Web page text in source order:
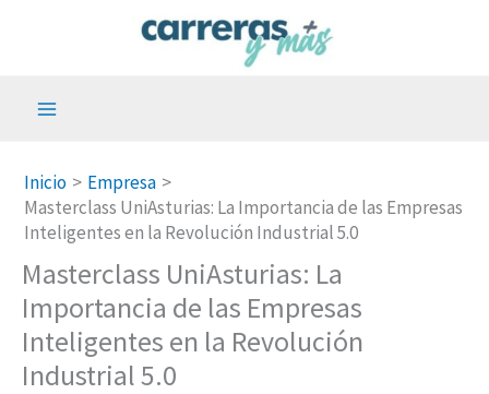
Inicio
Empresa
Masterclass UniAsturias: La Importancia de las Empresas
Inteligentes en la Revolución Industrial 5.0
Masterclass UniAsturias: La
Importancia de las Empresas
Inteligentes en la Revolución
Industrial 5.0